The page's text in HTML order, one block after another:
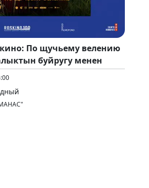
По щучьему велению
буйругу менен